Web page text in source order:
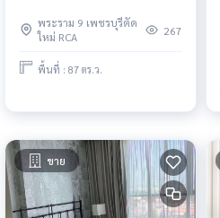
(ขาย), Land Rama 9 Soi 51 / 86
Square Wa (FOR SALE) BZD187
พระราม 9 เพชรบุรีตัด
ใหม่ RCA
267
พื้นที่ : 87 ตร.ว.
ขาย